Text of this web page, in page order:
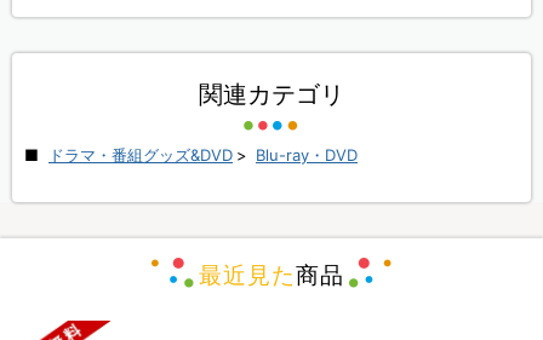
関連カテゴリ
ドラマ・番組グッズ&DVD > Blu-ray・DVD
最近見た商品